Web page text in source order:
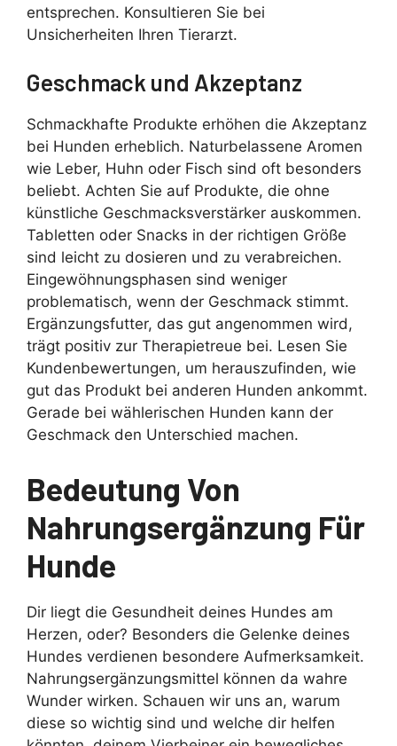
entsprechen. Konsultieren Sie bei
Unsicherheiten Ihren Tierarzt.
Geschmack und Akzeptanz
Schmackhafte Produkte erhöhen die Akzeptanz
bei Hunden erheblich. Naturbelassene Aromen
wie Leber, Huhn oder Fisch sind oft besonders
beliebt. Achten Sie auf Produkte, die ohne
künstliche Geschmacksverstärker auskommen.
Tabletten oder Snacks in der richtigen Größe
sind leicht zu dosieren und zu verabreichen.
Eingewöhnungsphasen sind weniger
problematisch, wenn der Geschmack stimmt.
Ergänzungsfutter, das gut angenommen wird,
trägt positiv zur Therapietreue bei. Lesen Sie
Kundenbewertungen, um herauszufinden, wie
gut das Produkt bei anderen Hunden ankommt.
Gerade bei wählerischen Hunden kann der
Geschmack den Unterschied machen.
Bedeutung Von
Nahrungsergänzung Für
Hunde
Dir liegt die Gesundheit deines Hundes am
Herzen, oder? Besonders die Gelenke deines
Hundes verdienen besondere Aufmerksamkeit.
Nahrungsergänzungsmittel können da wahre
Wunder wirken. Schauen wir uns an, warum
diese so wichtig sind und welche dir helfen